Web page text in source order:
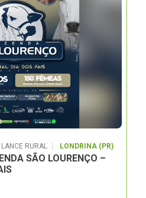
RURAL LONDRINA (PR)
SÃO LOURENÇO –